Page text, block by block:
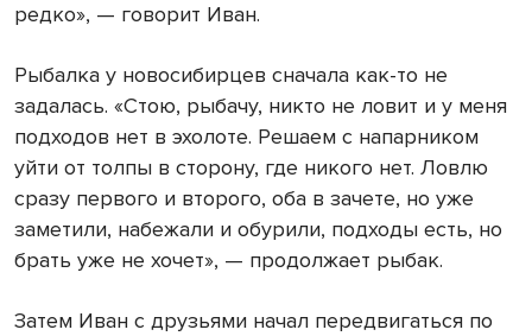
редко», — говорит Иван.
Рыбалка у новосибирцев сначала как-то не
задалась. «Стою, рыбачу, никто не ловит и у меня
подходов нет в эхолоте. Решаем с напарником
уйти от толпы в сторону, где никого нет. Ловлю
сразу первого и второго, оба в зачете, но уже
заметили, набежали и обурили, подходы есть, но
брать уже не хочет», — продолжает рыбак.
Затем Иван с друзьями начал передвигаться по